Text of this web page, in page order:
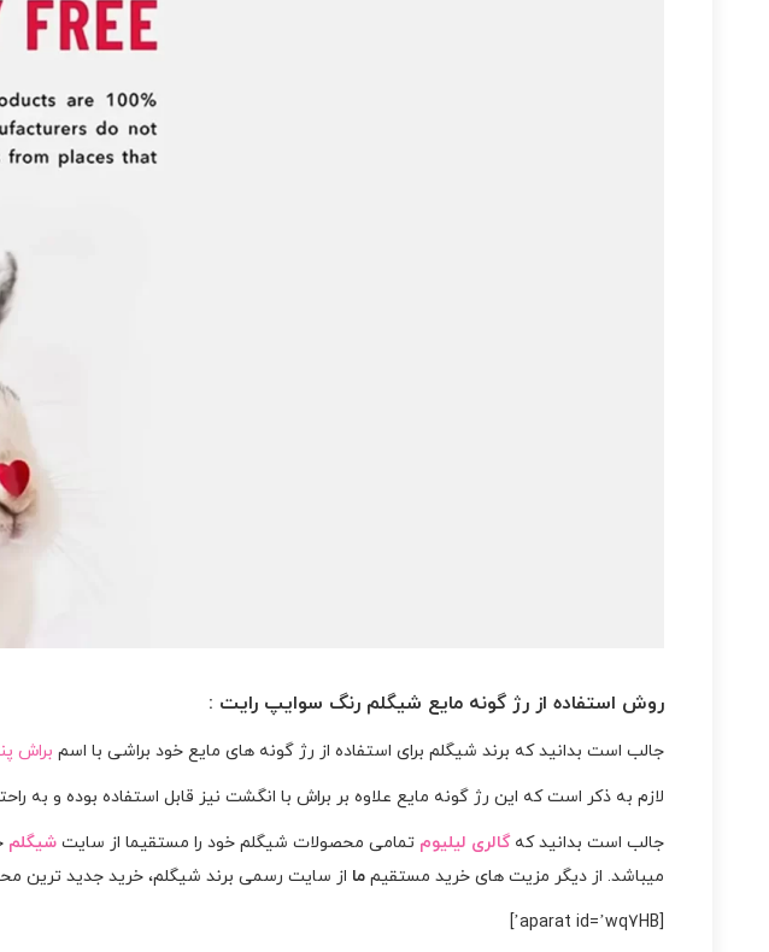
روش استفاده از رژ گونه مایع شیگلم رنگ سوایپ رایت :
جالب است بدانید که برند شیگلم برای استفاده از رژ گونه های مایع خود براشی با اسم براش
لازم به ذکر است که این رژ گونه مایع علاوه بر براش با انگشت نیز قابل استفاده بوده و به
جالب است بدانید که گالری لیلیوم تمامی محصولات شیگلم خود را مستقیما از سایت شیگلم
میباشد. از دیگر مزیت های خرید مستقیم ما از سایت رسمی برند شیگلم، خرید جدید ترین
[aparat id=’wq7HB’]